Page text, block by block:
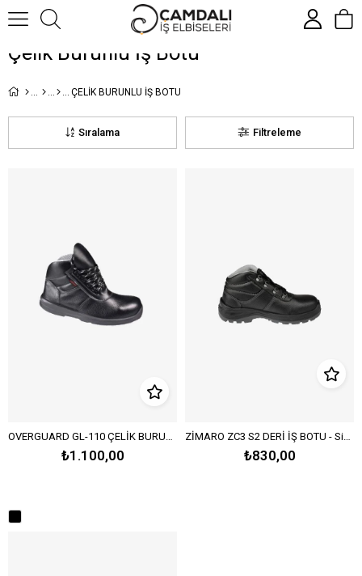
Çelik Burunlu İş Botu
ÇELIK BURUNLU İŞ BOTU
Filtreleme
Sıralama
₺1.100,00 ₺830,00